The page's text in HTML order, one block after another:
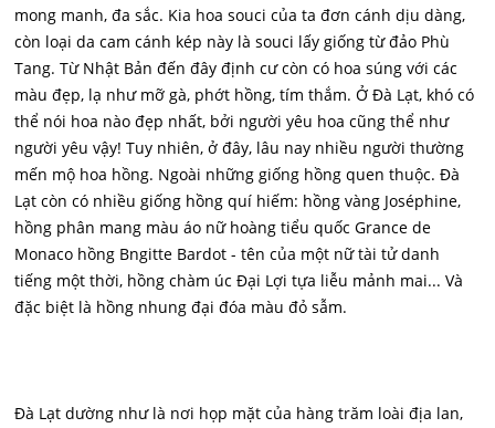
mong manh, đa sắc. Kia hoa souci của ta đơn cánh dịu dàng,
còn loại da cam cánh kép này là souci lấy giống từ đảo Phù
Tang. Từ Nhật Bản đến đây định cư còn có hoa súng với các
màu đẹp, lạ như mỡ gà, phớt hồng, tím thắm. Ở Đà Lạt, khó có
thể nói hoa nào đẹp nhất, bởi người yêu hoa cũng thể như
người yêu vậy! Tuy nhiên, ở đây, lâu nay nhiều người thường
mến mộ hoa hồng. Ngoài những giống hồng quen thuộc. Đà
Lạt còn có nhiều giống hồng quí hiếm: hồng vàng Joséphine,
hồng phân mang màu áo nữ hoàng tiểu quốc Grance de
Monaco hồng Bngitte Bardot - tên của một nữ tài tử danh
tiếng một thời, hồng chàm úc Đại Lợi tựa liễu mảnh mai... Và
đặc biệt là hồng nhung đại đóa màu đỏ sẫm.
Đà Lạt dường như là nơi họp mặt của hàng trăm loài địa lan,